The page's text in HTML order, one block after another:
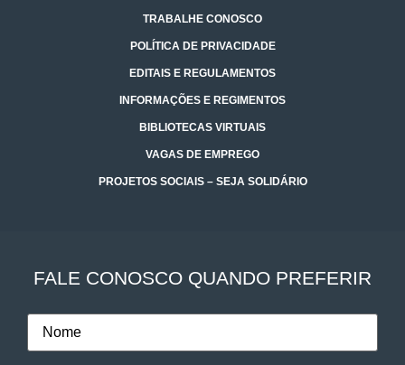
TRABALHE CONOSCO
POLÍTICA DE PRIVACIDADE
EDITAIS E REGULAMENTOS
INFORMAÇÕES E REGIMENTOS
BIBLIOTECAS VIRTUAIS
VAGAS DE EMPREGO
PROJETOS SOCIAIS – SEJA SOLIDÁRIO
FALE CONOSCO QUANDO PREFERIR